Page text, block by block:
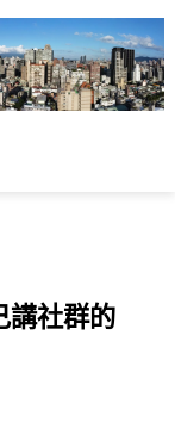
講社群的